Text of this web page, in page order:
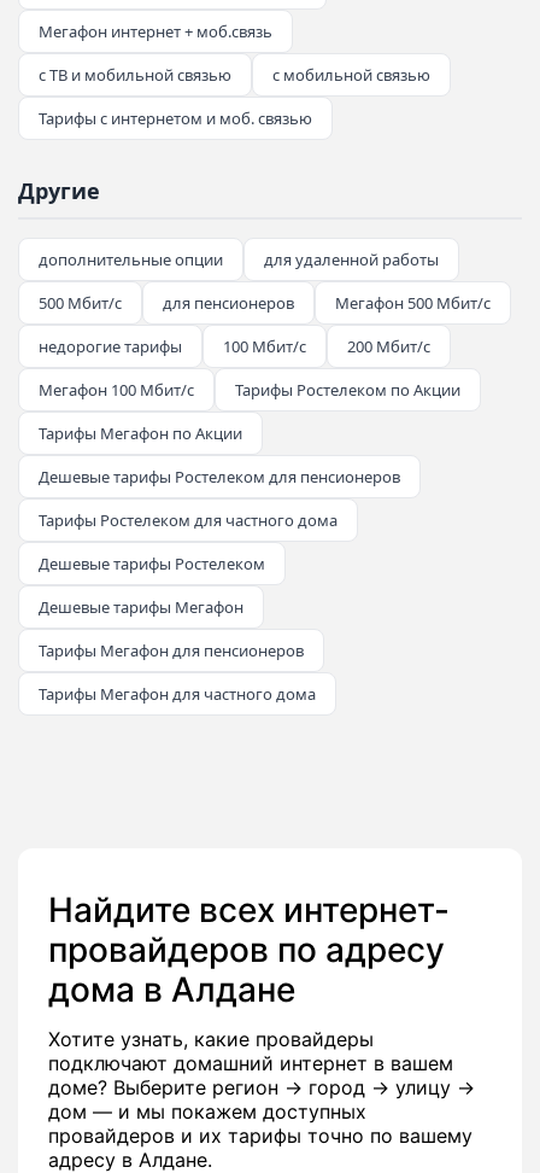
Мегафон интернет + моб.связь
с ТВ и мобильной связью
с мобильной связью
Тарифы с интернетом и моб. связью
Другие
дополнительные опции
для удаленной работы
500 Мбит/с
для пенсионеров
Мегафон 500 Мбит/с
недорогие тарифы
100 Мбит/с
200 Мбит/с
Мегафон 100 Мбит/с
Тарифы Ростелеком по Акции
Тарифы Мегафон по Акции
Дешевые тарифы Ростелеком для пенсионеров
Тарифы Ростелеком для частного дома
Дешевые тарифы Ростелеком
Дешевые тарифы Мегафон
Тарифы Мегафон для пенсионеров
Тарифы Мегафон для частного дома
Найдите всех интернет-
провайдеров по адресу
дома в Алдане
Хотите узнать, какие провайдеры
подключают домашний интернет в вашем
доме? Выберите регион → город → улицу →
дом — и мы покажем доступных
провайдеров и их тарифы точно по вашему
адресу в Алдане.